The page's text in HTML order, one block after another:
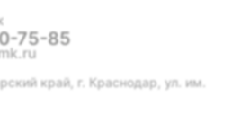
75-85
край, г. Краснодар, ул. им.